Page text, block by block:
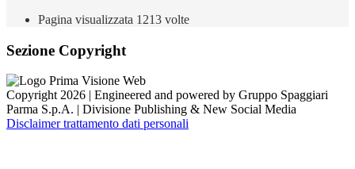
Pagina visualizzata 1213 volte
Sezione Copyright
Copyright 2026 | Engineered and powered by Gruppo Spaggiari
Parma S.p.A. | Divisione Publishing & New Social Media
Disclaimer trattamento dati personali